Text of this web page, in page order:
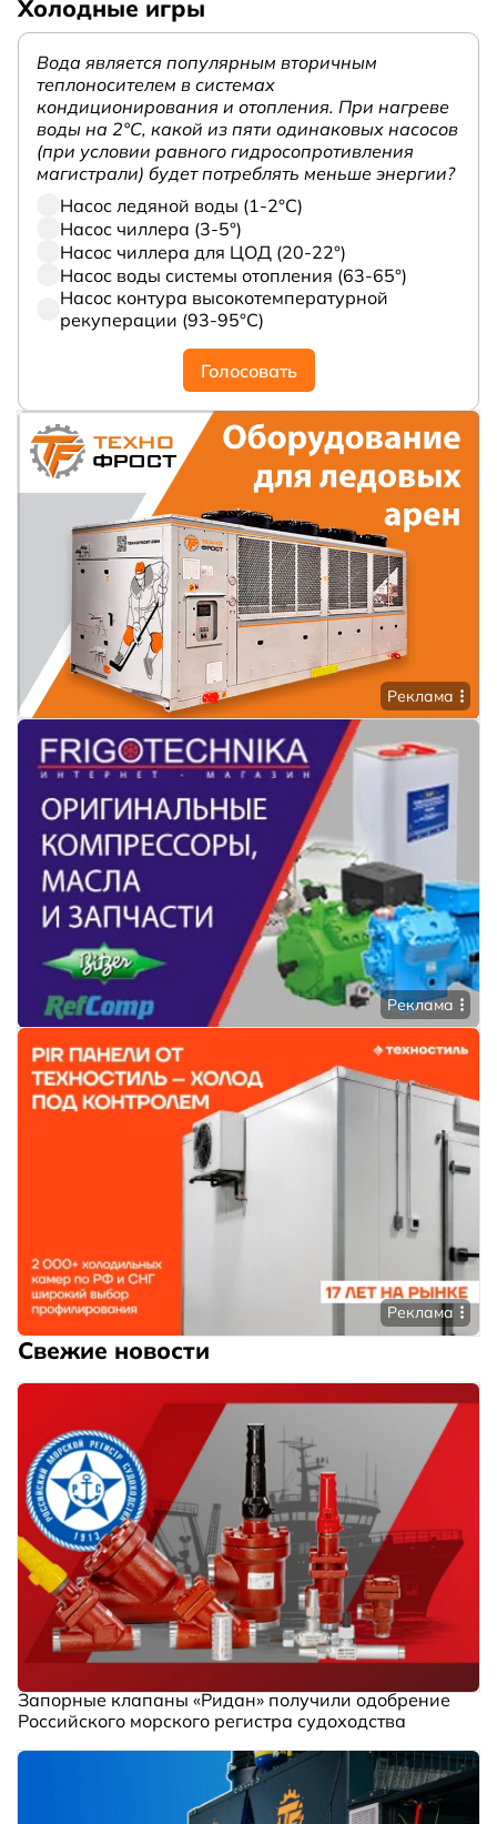
Холодные игры
Вода является популярным вторичным
теплоносителем в системах
кондиционирования и отопления. При нагреве
воды на 2°С, какой из пяти одинаковых насосов
(при условии равного гидросопротивления
магистрали) будет потреблять меньше энергии?
Насос ледяной воды (1-2°С)
Насос чиллера (3-5°)
Насос чиллера для ЦОД (20-22°)
Насос воды системы отопления (63-65°)
Насос контура высокотемпературной
рекуперации (93-95°С)
Голосовать
Реклама
Реклама
Реклама
Свежие новости
Запорные клапаны «Ридан» получили одобрение
Российского морского регистра судоходства